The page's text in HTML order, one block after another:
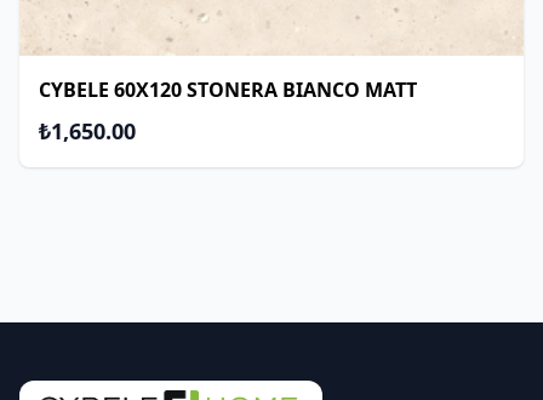
CYBELE 60X120 STONERA BIANCO MATT
₺1,650.00